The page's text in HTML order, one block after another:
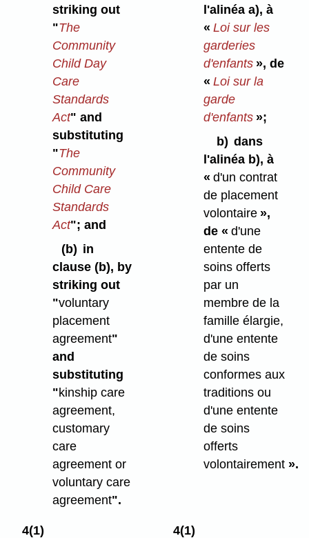
striking out
"The
Community
Child Day
Care
Standards
Act" and
substituting
"The
Community
Child Care
Standards
Act"; and
(b) in
clause (b), by
striking out
"voluntary
placement
agreement"
and
substituting
"kinship care
agreement,
customary
care
agreement or
voluntary care
agreement".
l'alinéa a), à
«Loi sur les
garderies
d'enfants », de
«Loi sur la
garde
d'enfants »;
b) dans
l'alinéa b), à
«d'un contrat
de placement
volontaire »,
de «d'une
entente de
soins offerts
par un
membre de la
famille élargie,
d'une entente
de soins
conformes aux
traditions ou
d'une entente
de soins
offerts
volontairement ».
4(1)
4(1)